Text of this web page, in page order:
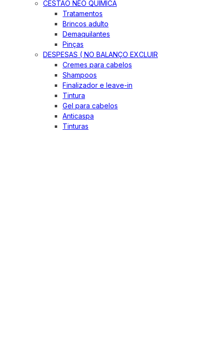
CESTÃO NEO QUIMICA
Tratamentos
Brincos adulto
Demaquilantes
Pinças
DESPESAS ( NO BALANÇO EXCLUIR
Cremes para cabelos
Shampoos
Finalizador e leave-in
Tintura
Gel para cabelos
Anticaspa
Tinturas